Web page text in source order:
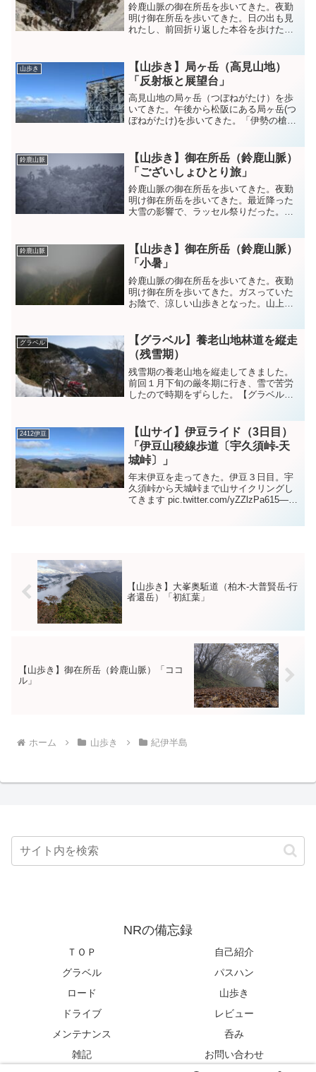
鈴鹿山脈の御在所岳を歩いてきた。夜勤
明け御在所岳を歩いてきた。日の出も見
れたし、前回折り返した本谷を歩けたし
た(笑) pic.twitter.com/Zrjtf2eav...
山歩き
【山歩き】局ヶ岳（高見山地）
「反射板と展望台」
高見山地の局ヶ岳（つぼねがたけ）を歩
いてきた。午後から松阪にある局ヶ岳(つ
ぼねがたけ)を歩いてきた。「伊勢の槍ヶ
富士山や御嶽山や鈴鹿山脈や白山や伊勢
湾や熊野灘なども見え...
鈴鹿山脈
【山歩き】御在所岳（鈴鹿山脈）
「ございしょひとり旅」
鈴鹿山脈の御在所岳を歩いてきた。夜勤
明け御在所岳を歩いてきた。最近降った
大雪の影響で、ラッセル祭りだった。無
て頂きました。山上の樹氷がご褒美でし
た。当分雪は見たくないな...
鈴鹿山脈
【山歩き】御在所岳（鈴鹿山脈）
「小暑」
鈴鹿山脈の御在所岳を歩いてきた。夜勤
明け御在所を歩いてきた。ガスっていた
お陰で、涼しい山歩きとなった。山上は
んと美味い。 pic.twitter.com/yYFr8c...
グラベル
【グラベル】養老山地林道を縦走
（残雪期）
残雪期の養老山地を縦走してきました。
前回１月下旬の厳冬期に行き、雪で苦労
したので時期をずらした。【グラベル】
は北部を走る。今回の装備は、雪が多い
ためワカ...
2412伊豆
【山サイ】伊豆ライド（3日目）
「伊豆山稜線歩道〔宇久須峠-天
城峠〕」
年末伊豆を走ってきた。伊豆３日目。宇
久須峠から天城峠まで山サイクリングし
てきます pic.twitter.com/yZZlzPa615—
【山歩き】大峯奥駈道（柏木-大普賢岳-行
者還岳）「初紅葉」
【山歩き】御在所岳（鈴鹿山脈）「ココ
ル」
ホーム 山歩き 紀伊半島
NRの備忘録
ＴＯＰ
自己紹介
グラベル
パスハン
ロード
山歩き
ドライブ
レビュー
メンテナンス
呑み
雑記
お問い合わせ